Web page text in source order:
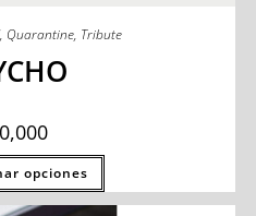
, Quarantine, Tribute
opciones